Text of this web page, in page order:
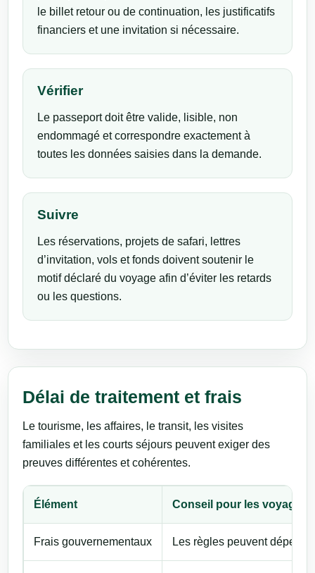
le billet retour ou de continuation, les justificatifs
financiers et une invitation si nécessaire.
Vérifier
Le passeport doit être valide, lisible, non
endommagé et correspondre exactement à
toutes les données saisies dans la demande.
Suivre
Les réservations, projets de safari, lettres
d’invitation, vols et fonds doivent soutenir le
motif déclaré du voyage afin d’éviter les retards
ou les questions.
Délai de traitement et frais
Le tourisme, les affaires, le transit, les visites
familiales et les courts séjours peuvent exiger des
preuves différentes et cohérentes.
Élément Conseil pour les
Frais gouvernementaux Les règles peuvent